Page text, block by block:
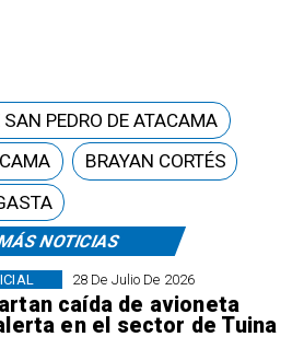
NOTICIAS
28 De Julio De 2026
caída de avioneta
en el sector de Tuina
PEDRO DE ATACAMA
BRAYAN CORTÉS